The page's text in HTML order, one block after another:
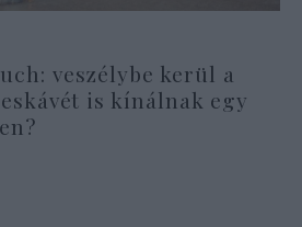
veszélybe kerül a
is kínálnak egy